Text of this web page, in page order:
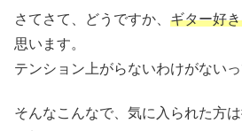
さてさて、どうですか、 ギター好
思います。
テンション上がらないわけがないっ
そんなこんなで、気に入られた方